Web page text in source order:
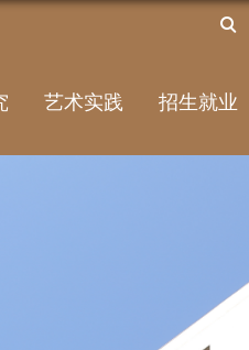
艺术实践 招生就业